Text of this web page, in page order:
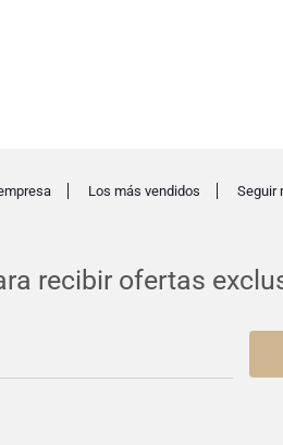
recibir ofertas
Los más vendidos Seguir